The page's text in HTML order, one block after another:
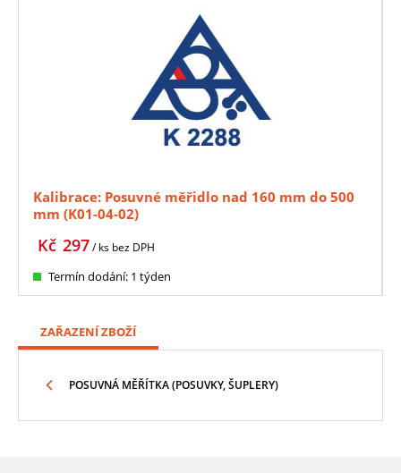
Kalibrace: Posuvné měřidlo nad 160 mm do 500
mm (K01-04-02)
297
Kč / ks bez DPH
Termín dodání: 1 týden
ZAŘAZENÍ ZBOŽÍ
POSUVNÁ MĚŘÍTKA (POSUVKY, ŠUPLERY)